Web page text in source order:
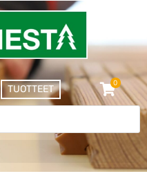
TUOTTEET
0